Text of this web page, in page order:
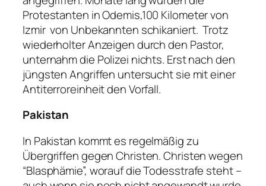
Protestanten in Odemis,100 Kilometer von
Izmir von Unbekannten schikaniert. Trotz
wiederholter Anzeigen durch den Pastor,
unternahm die Polizei nichts. Erst nach den
jüngsten Angriffen untersucht sie mit einer
Antiterroreinheit den Vorfall.
Pakistan
In Pakistan kommt es regelmäßig zu
Übergriffen gegen Christen. Christen wegen
“Blasphämie”, worauf die Todesstrafe steht –